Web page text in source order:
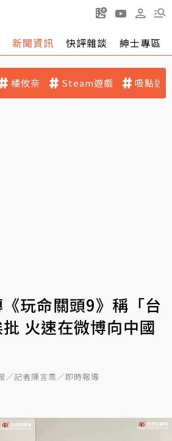
新聞資訊 快評雜談 紳士專區
橘攸奈 Steam遊戲 吸點迷
玩命關頭9》稱「台
火速在微博向中國
／記者陳言喬／即時報導